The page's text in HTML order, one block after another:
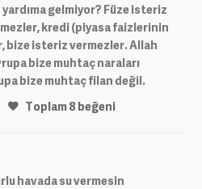
gelmiyor? Füze isteriz
kredi (piyasa faizlerinin
bize isteriz vermezler. Allah
bize muhtaç naraları
bize muhtaç filan değil.
Toplam8beğeni
havada su vermesin